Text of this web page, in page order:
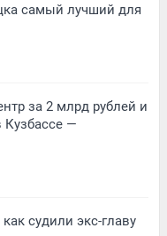
самый лучший для
за 2 млрд рублей и
Кузбассе —
судили экс-главу